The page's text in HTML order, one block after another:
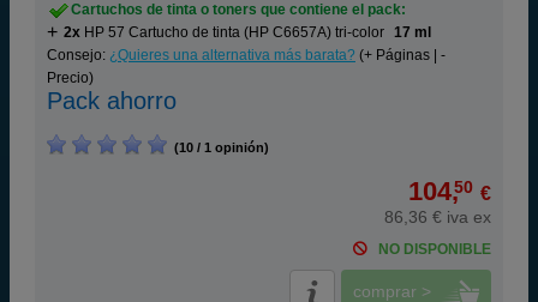
Cartuchos de tinta o toners que contiene el pack:
2x HP 57 Cartucho de tinta (HP C6657A) tri-color 17 ml
Consejo: ¿Quieres una alternativa más barata? (+ Páginas | -
Precio)
Pack ahorro
(10 / 1 opinión)
104,50 €
86,36 € iva ex
NO DISPONIBLE
comprar >